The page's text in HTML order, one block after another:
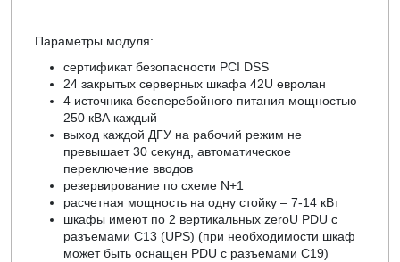
Параметры модуля:
сертификат безопасности PCI DSS
24 закрытых серверных шкафа 42U евролан
4 источника бесперебойного питания мощностью
250 кВА каждый
выход каждой ДГУ на рабочий режим не
превышает 30 секунд, автоматическое
переключение вводов
резервирование по схеме N+1
расчетная мощность на одну стойку – 7-14 кВт
шкафы имеют по 2 вертикальных zeroU PDU с
разъемами C13 (UPS) (при необходимости шкаф
может быть оснащен PDU с разъемами C19)